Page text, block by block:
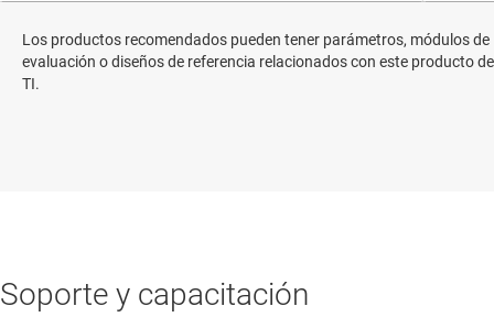
Los productos recomendados pueden tener parámetros, módulos de
evaluación o diseños de referencia relacionados con este producto de
TI.
Soporte y capacitación